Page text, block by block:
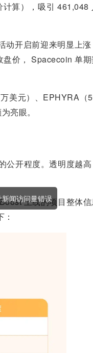
算），吸引 461,048
动开启前迎来明显上
盘价， Spacecoin 单
美元）、EPHYRA（
亮眼。
公开程度。透明度越高
上线的项目整体
取广告错误